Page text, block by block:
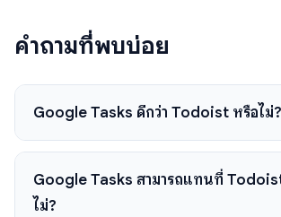
คำถามที่พบบ่อย
Google Tasks ดีกว่า Todoist หรือไม่?
Google Tasks สามารถแทนที่
ไม่?